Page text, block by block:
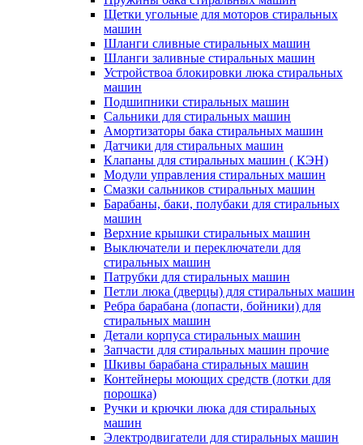
Щетки угольные для моторов стиральных
машин
Шланги сливные стиральных машин
Шланги заливные стиральных машин
Устройствоа блокировки люка стиральных
машин
Подшипники стиральных машин
Сальники для стиральных машин
Амортизаторы бака стиральных машин
Датчики для стиральных машин
Клапаны для стиральных машин ( КЭН)
Модули управления стиральных машин
Смазки сальников стиральных машин
Барабаны, баки, полубаки для стиральных
машин
Верхние крышки стиральных машин
Выключатели и переключатели для
стиральных машин
Патрубки для стиральных машин
Петли люка (дверцы) для стиральных машин
Ребра барабана (лопасти, бойники) для
стиральных машин
Детали корпуса стиральных машин
Запчасти для стиральных машин прочие
Шкивы барабана стиральных машин
Контейнеры моющих средств (лотки для
порошка)
Ручки и крючки люка для стиральных
машин
Электродвигатели для стиральных машин